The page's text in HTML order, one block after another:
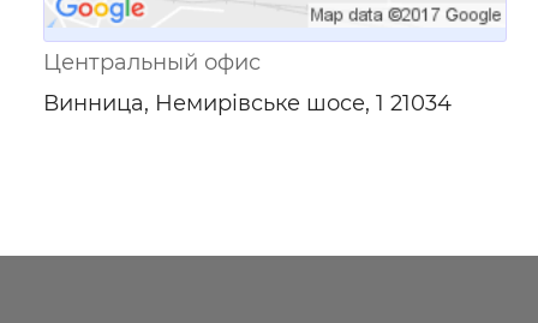
Центральный офис
Винница, Немирівське шосе, 1 21034